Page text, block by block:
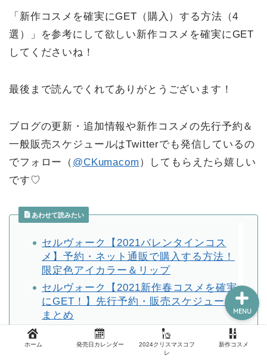
「新作コスメを確実にGET（購入）する方法（4
選）」を参考にして欲しい新作コスメを確実にGET
してくださいね！
最後まで読んでくれてありがとうございます！
ブログの更新・追加情報や新作コスメの先行予約＆
一般販売スケジュールはTwitterでも発信しているの
でフォロー（ @CKumacom ）してもらえたら嬉しい
です♡
あわせて読みたい
セルヴォーク【2021バレンタインコス
メ】予約・ネット通販で購入する方法！
限定色アイカラー＆リップ
セルヴォーク【2021新作春コスメを確実
にGET！】先行予約・販売スケジュール
まとめ
ホーム 発売日カレンダー
2024クリスマスコフ
レ
新作コスメ
MENU
新作コスメ
ホーム